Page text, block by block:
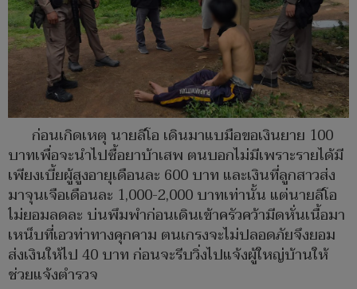
ก่อนเกิดเหตุ นายลีโอ เดินมาแบมือขอเงินยาย 100
บาทเพื่อจะนำไปซื้อยาบ้าเสพ ตนบอกไม่มีเพราะรายได้มี
เพียงเบี้ยผู้สูงอายุเดือนละ 600 บาท และเงินที่ลูกสาวส่ง
มาจุนเจือเดือนละ 1,000-2,000 บาทเท่านั้น แต่นายลีโอ
ไม่ยอมลดละ บ่นพึมพำก่อนเดินเข้าครัวคว้ามีดหั่นเนื้อมา
เหน็บที่เอวท่าทางคุกคาม ตนเกรงจะไม่ปลอดภัยจึงยอม
ส่งเงินให้ไป 40 บาท ก่อนจะรีบวิ่งไปแจ้งผู้ใหญ่บ้านให้
ช่วยแจ้งตำรวจ